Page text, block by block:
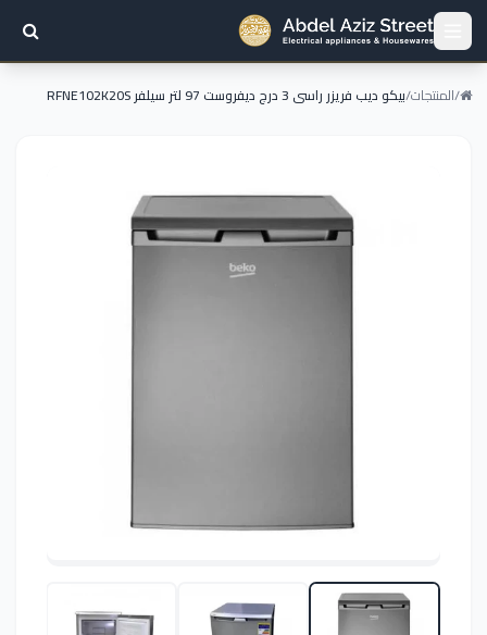
/المنتجات/بيكو ديب فريزر راسى 3 درج ديفروست 97 لتر سيلفر RFNE102K20S